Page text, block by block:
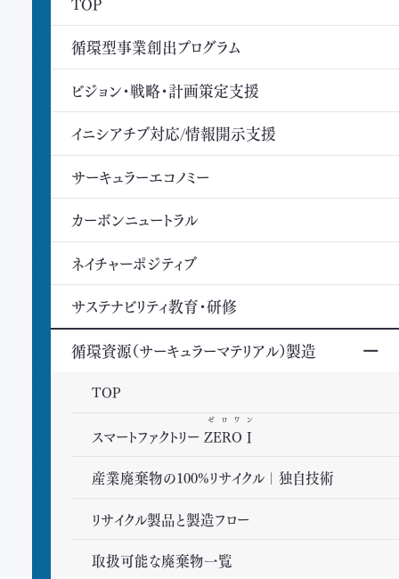
循環型事業創出プログラム
ビジョン・戦略・計画策定支援
イニシアチブ対応/情報開示支援
サーキュラーエコノミー
カーボンニュートラル
ネイチャーポジティブ
サステナビリティ教育・研修
循環資源（サーキュラーマテリアル）製造
TOP
スマートファクトリー ZEROⅠ
ゼロワン
産業廃棄物の100%リサイクル｜独自技術
リサイクル製品と製造フロー
取扱可能な廃棄物一覧